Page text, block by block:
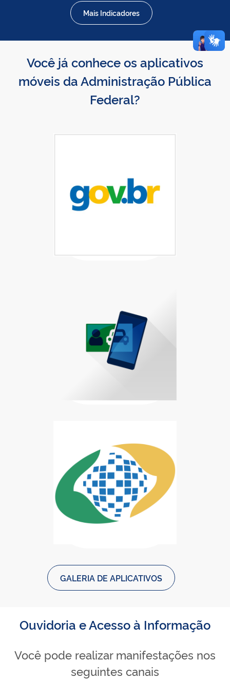
Mais Indicadores
Você já conhece os aplicativos
móveis da Administração Pública
Federal?
gov.br disponível no Google Play
Baixar Carteira Digital de
Baixar Meu INSS - Central de
GALERIA DE APLICATIVOS
Ouvidoria e Acesso à Informação
Você pode realizar manifestações nos
seguintes canais